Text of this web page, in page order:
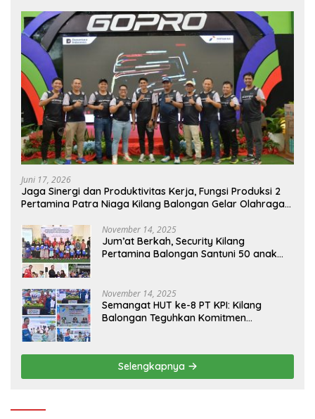
Juni 17, 2026
Jaga Sinergi dan Produktivitas Kerja, Fungsi Produksi 2
Pertamina Patra Niaga Kilang Balongan Gelar Olahraga
November 14, 2025
Jum’at Berkah, Security Kilang
Pertamina Balongan Santuni 50 anak
November 14, 2025
Semangat HUT ke-8 PT KPI: Kilang
Balongan Teguhkan Komitmen
Pendidikan
Selengkapnya